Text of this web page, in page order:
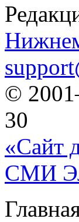
©
30
«Сайт
СМИ